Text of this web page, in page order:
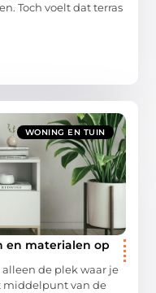
Toch voelt dat terras
WONING EN TUIN
en materialen op
de plek waar je
middelpunt van de